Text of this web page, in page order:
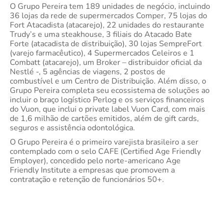
O Grupo Pereira tem 189 unidades de negócio, incluindo
36 lojas da rede de supermercados Comper, 75 lojas do
Fort Atacadista (atacarejo), 22 unidades do restaurante
Trudy’s e uma steakhouse, 3 filiais do Atacado Bate
Forte (atacadista de distribuição), 30 lojas SempreFort
(varejo farmacêutico), 4 Supermercados Celeiros e 1
Combatt (atacarejo), um Broker – distribuidor oficial da
Nestlé -, 5 agências de viagens, 2 postos de
combustível e um Centro de Distribuição. Além disso, o
Grupo Pereira completa seu ecossistema de soluções ao
incluir o braço logístico Perlog e os serviços financeiros
do Vuon, que inclui o private label Vuon Card, com mais
de 1,6 milhão de cartões emitidos, além de gift cards,
seguros e assistência odontológica.
O Grupo Pereira é o primeiro varejista brasileiro a ser
contemplado com o selo CAFE (Certified Age Friendly
Employer), concedido pelo norte-americano Age
Friendly Institute a empresas que promovem a
contratação e retenção de funcionários 50+.